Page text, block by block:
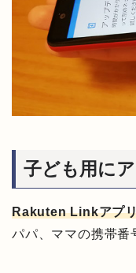
子ども用に
Rakuten Linkアプ
パパ、ママの携帯番